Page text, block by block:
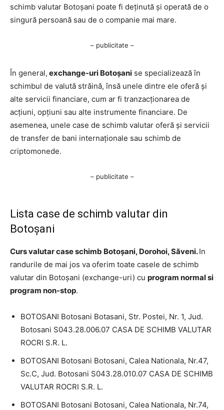
schimb valutar Botoșani poate fi deținută și operată de o
singură persoană sau de o companie mai mare.
– publicitate –
În general, exchange-uri Botoșani se specializează în
schimbul de valută străină, însă unele dintre ele oferă și
alte servicii financiare, cum ar fi tranzacționarea de
acțiuni, opțiuni sau alte instrumente financiare. De
asemenea, unele case de schimb valutar oferă și servicii
de transfer de bani internaționale sau schimb de
criptomonede.
– publicitate –
Lista case de schimb valutar din
Botoșani
Curs valutar case schimb Botoșani, Dorohoi, Săveni.In
randurile de mai jos va oferim toate casele de schimb
valutar din Botoșani (exchange-uri) cu program normal si
program non-stop.
BOTOSANI Botosani Botasani, Str. Postei, Nr. 1, Jud.
Botosani S043.28.006.07 CASA DE SCHIMB VALUTAR
ROCRI S.R. L.
BOTOSANI Botosani Botosani, Calea Nationala, Nr.47,
Sc.C, Jud. Botosani S043.28.010.07 CASA DE SCHIMB
VALUTAR ROCRI S.R. L.
BOTOSANI Botosani Botosani, Calea Nationala, Nr.74,